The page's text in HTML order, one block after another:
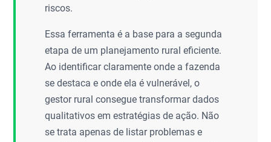
riscos.
Essa ferramenta é a base para a segunda
etapa de um planejamento rural eficiente.
Ao identificar claramente onde a fazenda
se destaca e onde ela é vulnerável, o
gestor rural consegue transformar dados
qualitativos em estratégias de ação. Não
se trata apenas de listar problemas e